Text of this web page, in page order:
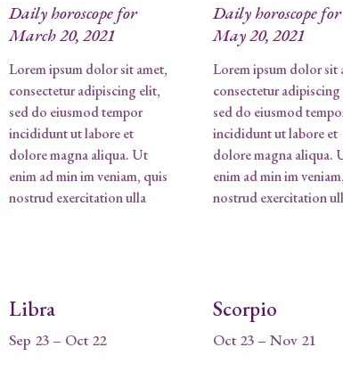
Daily horoscope for
March 20, 2021
Lorem ipsum dolor sit amet,
consectetur adipiscing elit,
sed do eiusmod tempor
incididunt ut labore et
dolore magna aliqua. Ut
enim ad min im veniam, quis
nostrud exercitation ulla
Daily horoscope for
May 20, 2021
Lorem ipsum dolor sit
consectetur
sed do eiusmod
incididunt ut labore et
dolore magna aliqua.
enim ad min im
nostrud exercitation
Libra
Sep 23 – Oct 22
Scorpio
Oct 23 – Nov 21